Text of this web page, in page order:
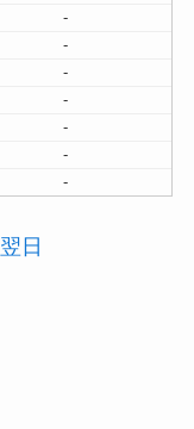
-
-
-
-
-
-
-
翌日